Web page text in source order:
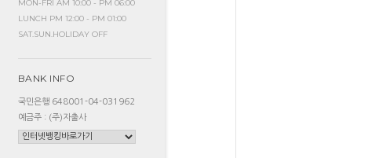
MON-FRI AM 10:00 - PM 06:00
LUNCH PM 12:00 - PM 01:00
SAT.SUN.HOLIDAY OFF
BANK INFO
국민은행 648001-04-031962
예금주 : (주)자출사